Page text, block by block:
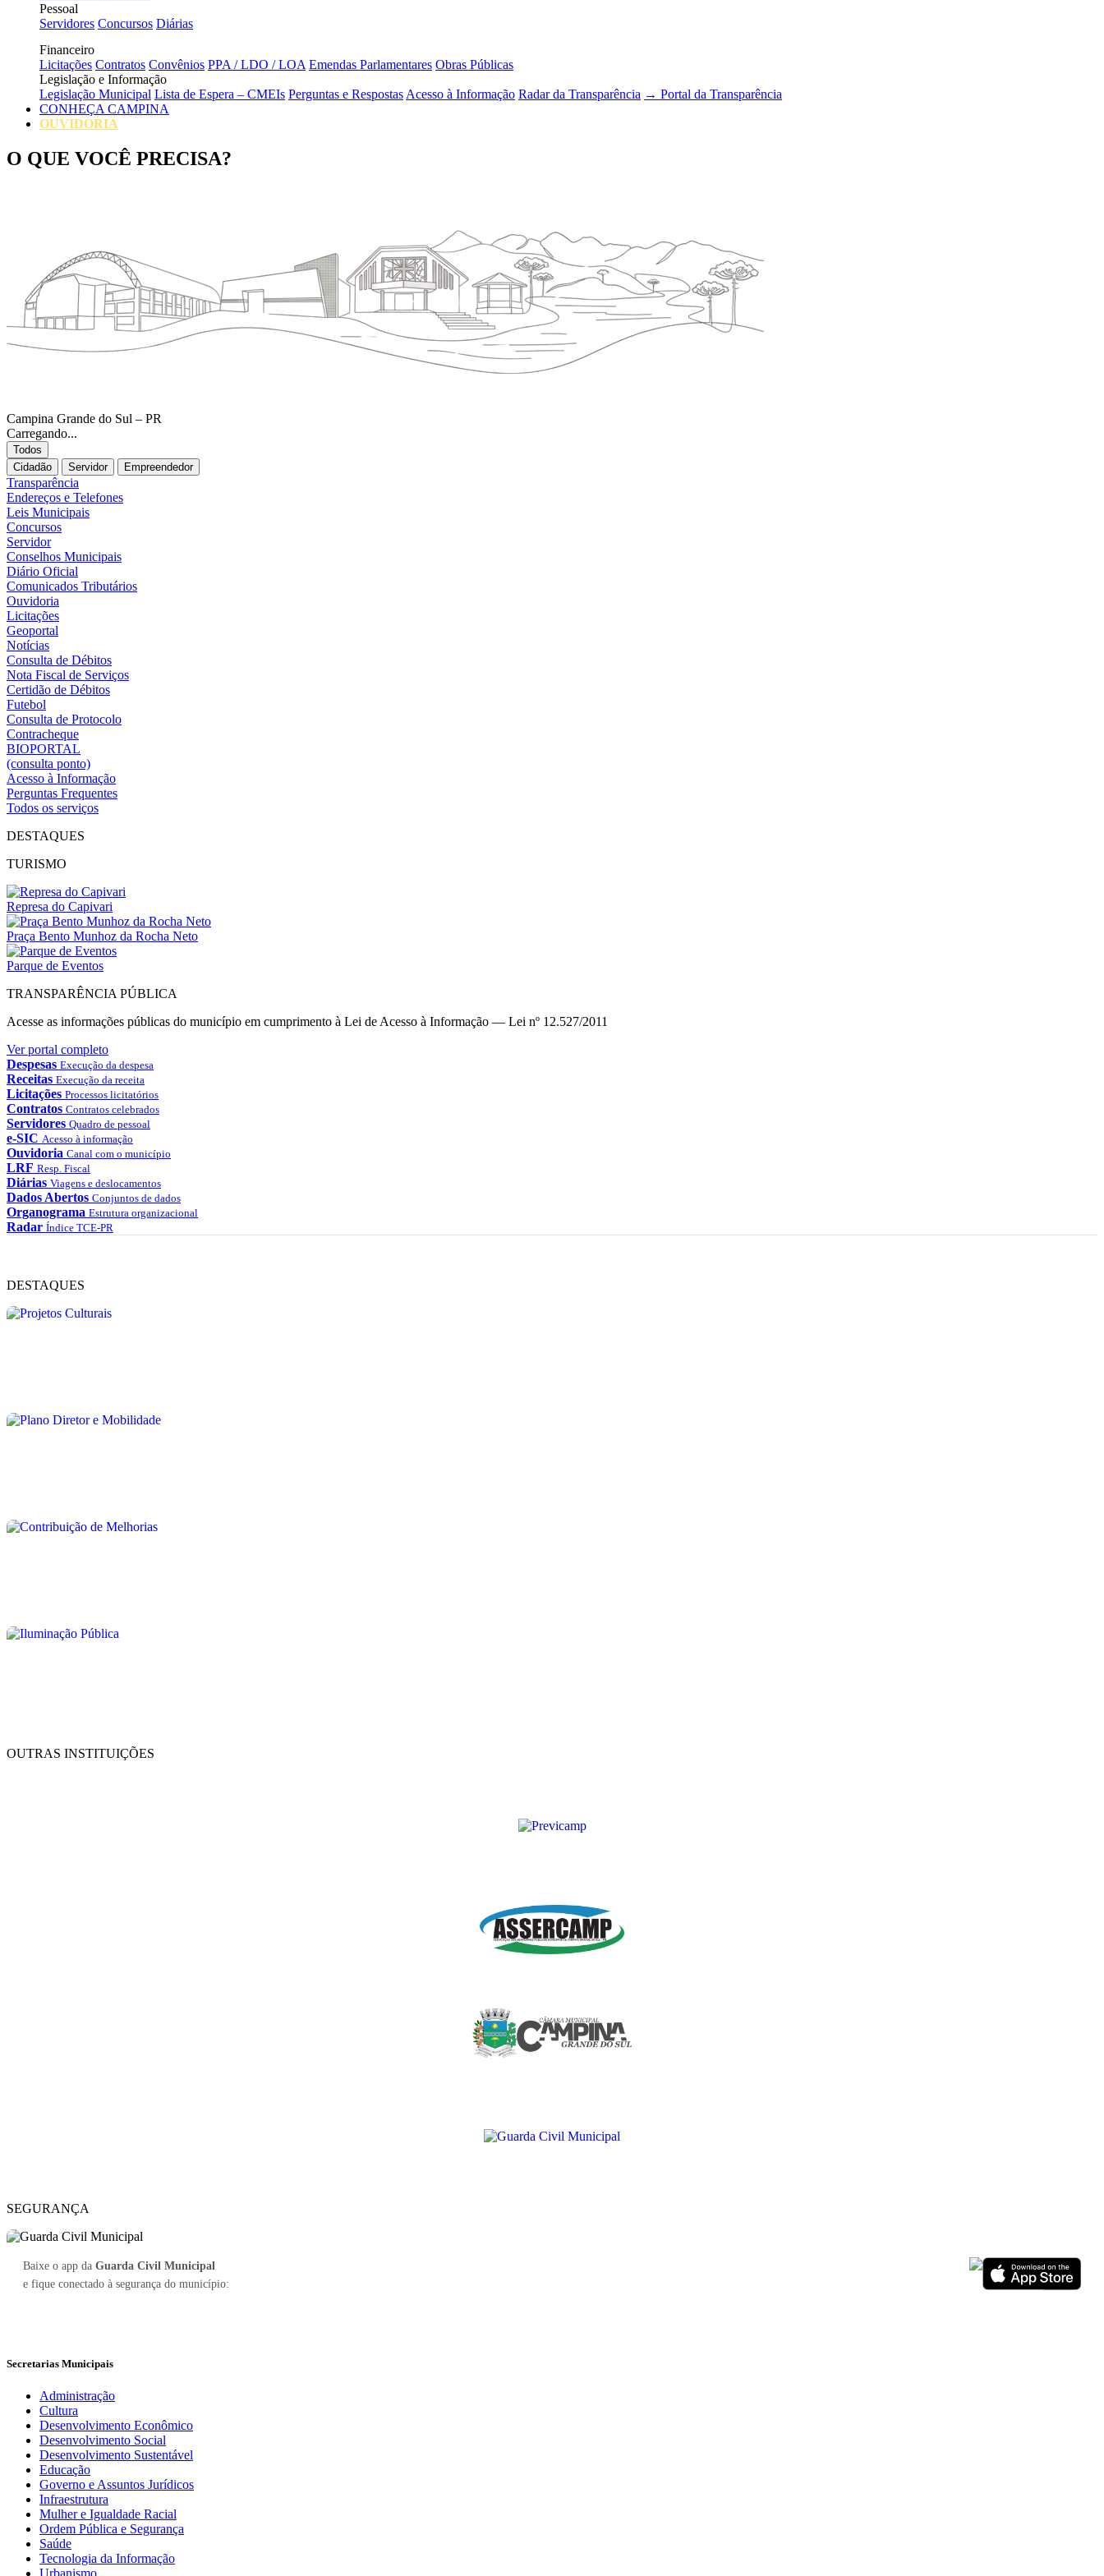
Pessoal
Servidores Concursos Diárias
Financeiro
Licitações Contratos Convênios PPA / LDO / LOA Emendas Parlamentares Obras Públicas
Legislação e Informação
Legislação Municipal Lista de Espera – CMEIs Perguntas e Respostas Acesso à Informação Radar da Transparência → Portal da Transparência
CONHEÇA CAMPINA
OUVIDORIA
O QUE VOCÊ PRECISA?
Campina Grande do Sul – PR
Carregando...
Todos
Cidadão
Servidor Empreendedor
Transparência
Endereços e Telefones
Leis Municipais
Concursos
Servidor
Conselhos Municipais
Diário Oficial
Comunicados Tributários
Ouvidoria
Licitações
Geoportal
Notícias
Consulta de Débitos
Nota Fiscal de Serviços
Certidão de Débitos
Futebol
Consulta de Protocolo
Contracheque
BIOPORTAL
(consulta ponto)
Acesso à Informação
Perguntas Frequentes
Todos os serviços
DESTAQUES
TURISMO
Represa do Capivari
Praça Bento Munhoz da Rocha Neto
Parque de Eventos
TRANSPARÊNCIA PÚBLICA
Acesse as informações públicas do município em cumprimento à Lei de Acesso à Informação — Lei nº 12.527/2011
Ver portal completo
Despesas Execução da despesa
Receitas Execução da receita
Licitações Processos licitatórios
Contratos Contratos celebrados
Servidores Quadro de pessoal
e-SIC Acesso à informação
Ouvidoria Canal com o município
LRF Resp. Fiscal
Diárias Viagens e deslocamentos
Dados Abertos Conjuntos de dados
Organograma Estrutura organizacional
Radar Índice TCE-PR
DESTAQUES
OUTRAS INSTITUIÇÕES
SEGURANÇA
Baixe o app da Guarda Civil Municipal
e fique conectado à segurança do município:
Secretarias Municipais
Administração
Cultura
Desenvolvimento Econômico
Desenvolvimento Social
Desenvolvimento Sustentável
Educação
Governo e Assuntos Jurídicos
Infraestrutura
Mulher e Igualdade Racial
Ordem Pública e Segurança
Saúde
Tecnologia da Informação